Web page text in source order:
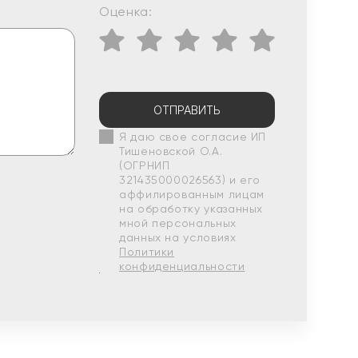
Оценка:
ОТПРАВИТЬ
Я даю свое согласие ИП
Тишеновской О.А.
(ОГРНИП
321435000026563) и его
аффилированным лицам
на обработку указанных
мной персональных
данных на условиях
Политики
конфиденциальности